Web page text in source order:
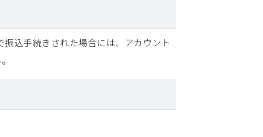
込手続きされた場合には、アカウント